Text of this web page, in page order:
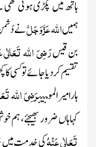
ہاتھ میں پکڑی ہوئی
ہمیںاللّٰہعَزَّ وَجَلَّنے
بن قیسرَضِیَ اللہ
تقسیم کردیاجائے تو کسی
ہار امیر المومنینرَضِیَ اللہ
کہاہاں ضرور بھیجئے،
تَعَالٰی عَنْہُکی خدمت